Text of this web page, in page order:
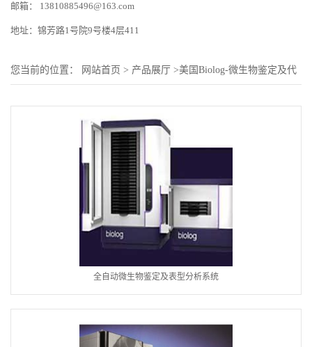
邮箱： 13810885496@163.com
地址：锦芳路1号院9号楼4层411
您当前的位置： 网站首页 > 产品展厅 >美国Biolog-微生物鉴定及代
全自动微生物鉴定及表型分析系统